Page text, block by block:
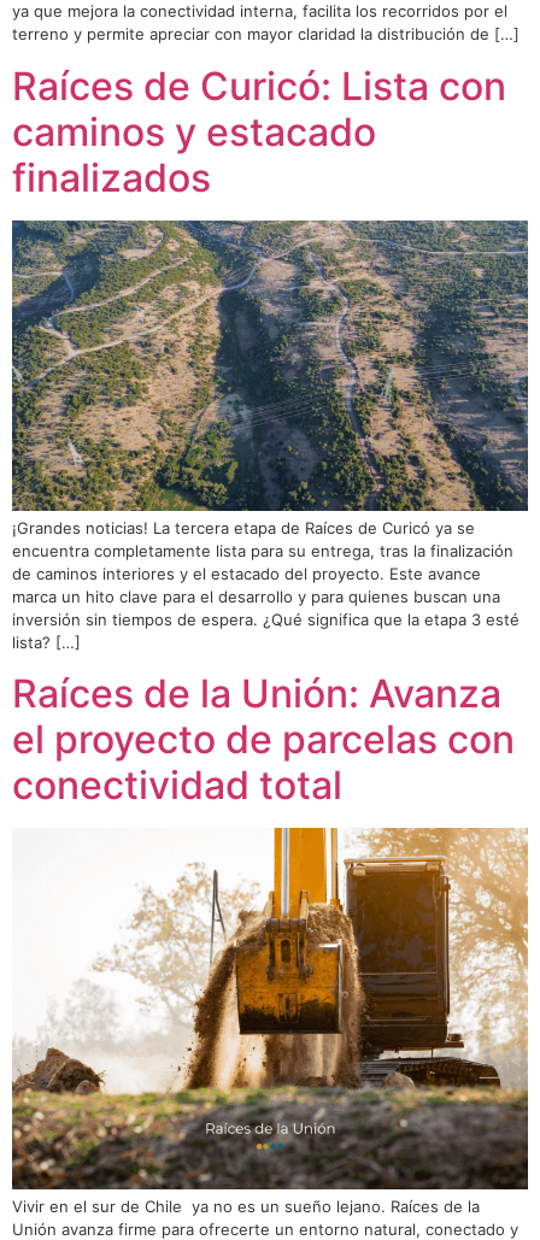
ya que mejora la conectividad interna, facilita los recorridos por el
terreno y permite apreciar con mayor claridad la distribución de […]
Raíces de Curicó: Lista con
caminos y estacado
finalizados
¡Grandes noticias! La tercera etapa de Raíces de Curicó ya se
encuentra completamente lista para su entrega, tras la finalización
de caminos interiores y el estacado del proyecto. Este avance
marca un hito clave para el desarrollo y para quienes buscan una
inversión sin tiempos de espera. ¿Qué significa que la etapa 3 esté
lista? […]
Raíces de la Unión: Avanza
el proyecto de parcelas con
conectividad total​
Vivir en el sur de Chile ya no es un sueño lejano. Raíces de la
Unión avanza firme para ofrecerte un entorno natural, conectado y